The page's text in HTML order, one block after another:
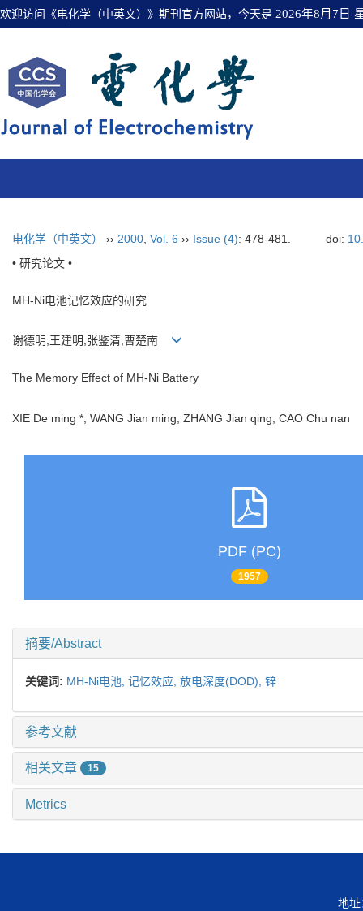
欢迎访问《电化学（中英文）》期刊官方网站，今天是 2026年8月7日
电化学（中英文） ›› 2000 Vol. 6 ›› Issue (4): 478-481. doi:
• 研究论文 •
MH-Ni电池记忆效应的研究
谢德明,王建明,张鉴清,曹楚南
The Memory Effect of MH-Ni Battery
XIE De ming *, WANG Jian ming, ZHANG Jian qing, CAO Chu nan
PDF (PC)
1957
摘要/Abstract
关键词: MH-Ni电池, 记忆效应, 放电深度(DOD), 锌
参考文献
相关文章 15
Metrics
地